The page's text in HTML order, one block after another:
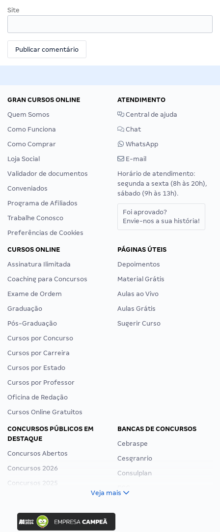
Site
GRAN CURSOS ONLINE
Quem Somos
Como Funciona
Como Comprar
Loja Social
Validador de documentos
Conveniados
Programa de Afiliados
Trabalhe Conosco
Preferências de Cookies
ATENDIMENTO
Central de ajuda
Chat
WhatsApp
E-mail
Horário de atendimento:
segunda a sexta (8h às 20h),
sábado (9h às 13h).
Foi aprovado?
Envie-nos a sua história!
CURSOS ONLINE
Assinatura Ilimitada
Coaching para Concursos
Exame de Ordem
Graduação
Pós-Graduação
Cursos por Concurso
Cursos por Carreira
Cursos por Estado
Cursos por Professor
Oficina de Redação
Cursos Online Gratuitos
PÁGINAS ÚTEIS
Depoimentos
Material Grátis
Aulas ao Vivo
Aulas Grátis
Sugerir Curso
CONCURSOS PÚBLICOS EM
DESTAQUE
Concursos Abertos
Concursos 2026
Concursos 2025
Concurso Ibama
Concurso MPU
BANCAS DE CONCURSOS
Cebraspe
Cesgranrio
Consulplan
Veja mais